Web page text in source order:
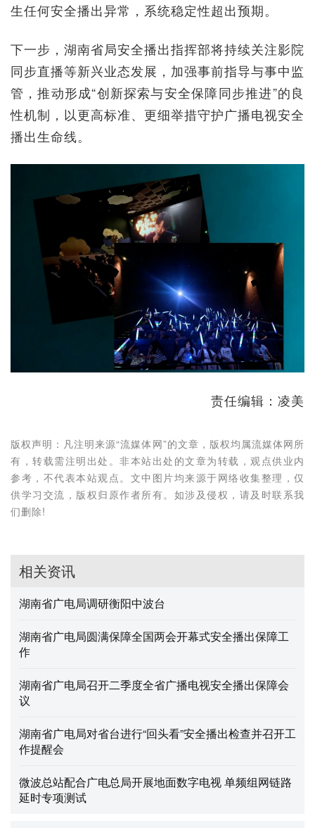
生任何安全播出异常，系统稳定性超出预期。
下一步，湖南省局安全播出指挥部将持续关注影院
同步直播等新兴业态发展，加强事前指导与事中监
管，推动形成“创新探索与安全保障同步推进”的良
性机制，以更高标准、更细举措守护广播电视安全
播出生命线。
责任编辑：凌美
版权声明：凡注明来源“流媒体网”的文章，版权均属流媒体网所
有，转载需注明出处。非本站出处的文章为转载，观点供业内
参考，不代表本站观点。文中图片均来源于网络收集整理，仅
供学习交流，版权归原作者所有。如涉及侵权，请及时联系我
们删除!
相关资讯
湖南省广电局调研衡阳中波台
湖南省广电局圆满保障全国两会开幕式安全播出保障工
作
湖南省广电局召开二季度全省广播电视安全播出保障会
议
湖南省广电局对省台进行“回头看”安全播出检查并召开工
作提醒会
微波总站配合广电总局开展地面数字电视 单频组网链路
延时专项测试